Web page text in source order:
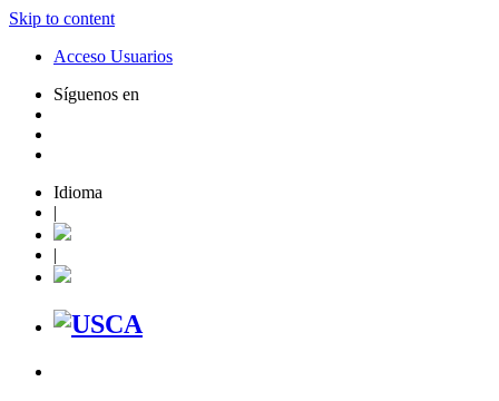
Skip to content
Acceso Usuarios
Síguenos en
Idioma
|
|